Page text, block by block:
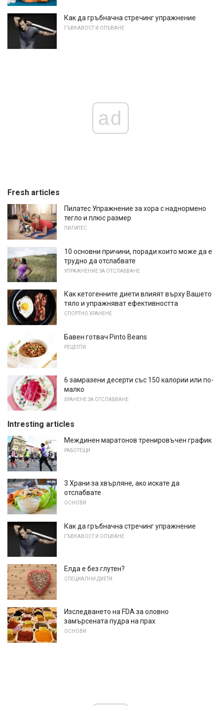
Как да гръбначна стречинг упражнение
ГЪВКАВОСТ И ОПЪВАНЕ
ad
Fresh articles
Пилатес Упражнение за хора с наднормено
тегло и плюс размер
ПИЛАТЕС
10 основни причини, поради които може да е
трудно да отслабвате
УПРАЖНЕНИЕ ЗА ОТСЛАБВАНЕ
Как кетогенните диети влияят върху Вашето
тяло и упражняват ефективността
СПОРТНО ХРАНЕНЕ
Бавен готвач Pinto Beans
РЕЦЕПТИ
6 замразени десерти със 150 калории или по-
малко
ХРАНЕНЕ ЗА ОТСЛАБВАНЕ
Intresting articles
Междинен маратонов тренировъчен график
РАБОТЕЩИ
3 Храни за хвърляне, ако искате да
отслабвате
ОСНОВИ
Как да гръбначна стречинг упражнение
ГЪВКАВОСТ И ОПЪВАНЕ
Елда е без глутен?
СПЕЦИАЛНИ ДИЕТИ
Изследването на FDA за оловно
замърсената пудра на прах
ОСНОВИ